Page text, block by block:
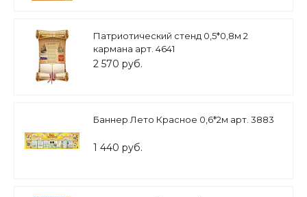
Патриотический стенд 0,5*0,8м 2
кармана арт. 4641
2 570 руб.
Баннер Лето Красное 0,6*2м арт. 3883
1 440 руб.